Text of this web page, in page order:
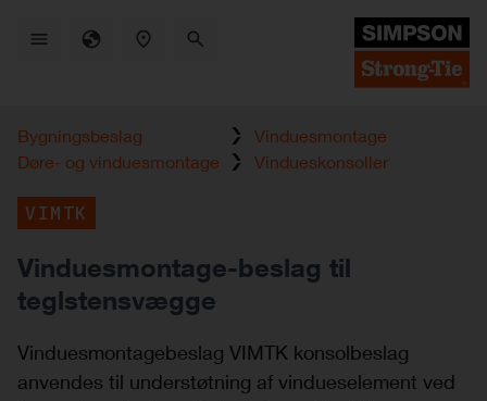
Bygningsbeslag
Døre- og vinduesmontage
Vinduesmontage
Vindueskonsoller
VIMTK
Vinduesmontage-beslag til
teglstensvægge
Vinduesmontagebeslag VIMTK konsolbeslag
anvendes til understøtning af vindueselement ved